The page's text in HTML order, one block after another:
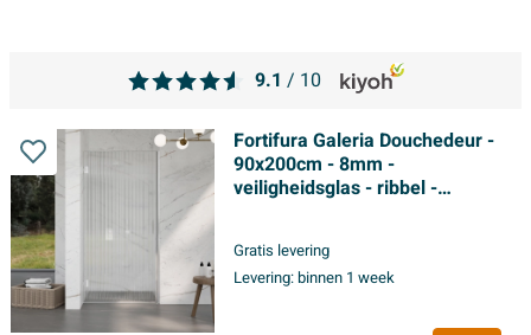
Fortifura Galeria Douchedeur -
90x200cm - 8mm -
veiligheidsglas - ribbel -
Gratis levering
Levering:binnen 1 week
9.1 / 10